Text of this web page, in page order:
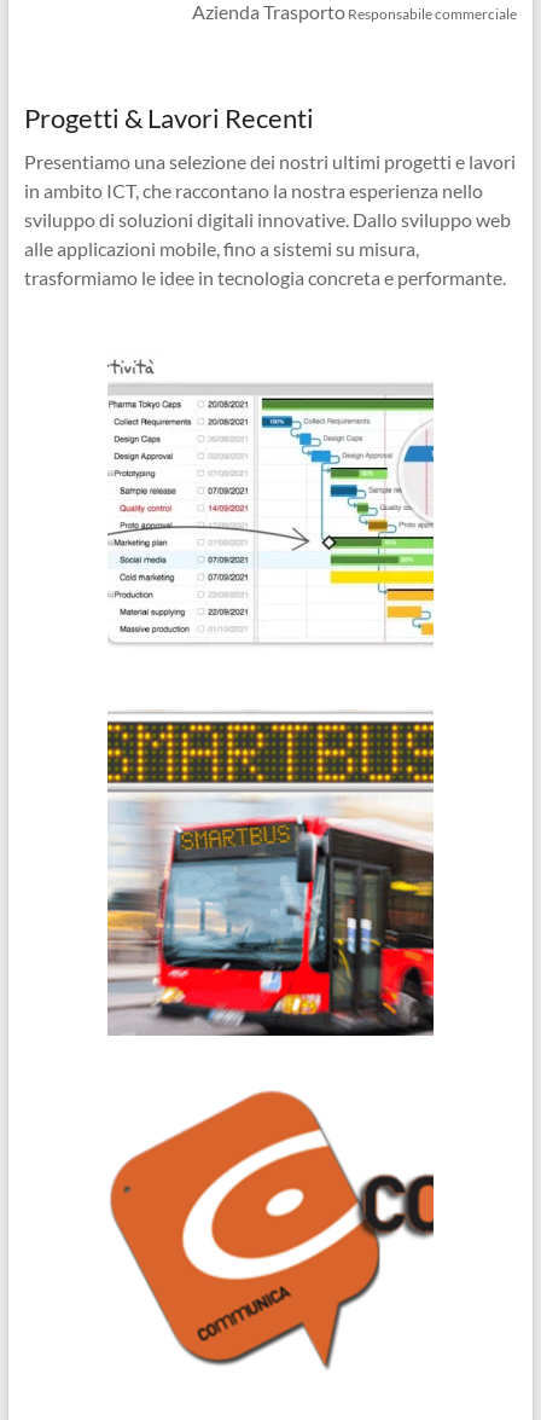
Azienda Trasporto Responsabile commerciale
Progetti & Lavori Recenti
Presentiamo una selezione dei nostri ultimi progetti e lavori
in ambito ICT, che raccontano la nostra esperienza nello
sviluppo di soluzioni digitali innovative. Dallo sviluppo web
alle applicazioni mobile, fino a sistemi su misura,
trasformiamo le idee in tecnologia concreta e performante.